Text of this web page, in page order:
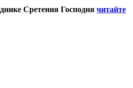
Сретения Господня читайте